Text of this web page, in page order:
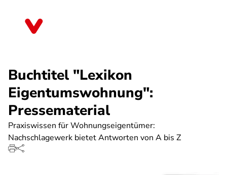
Buchtitel "Lexikon
Eigentumswohnung":
Pressematerial
Praxiswissen für Wohnungseigentümer:
Nachschlagewerk bietet Antworten von A bis Z